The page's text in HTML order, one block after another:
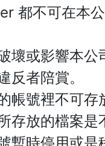
都不可在本
壞或影響本
反者陪賞。
帳號裡不可
存放的檔案